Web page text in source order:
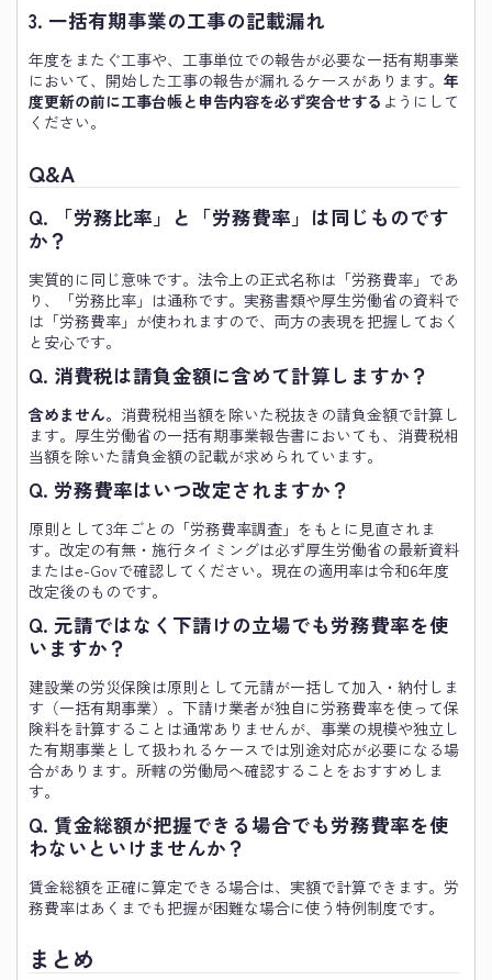
3. 一括有期事業の工事の記載漏れ
年度をまたぐ工事や、工事単位での報告が必要な一括有期事業
において、開始した工事の報告が漏れるケースがあります。 年
度更新の前に工事台帳と申告内容を必ず突合せする ようにして
ください。
Q&A
Q. 「労務比率」と「労務費率」は同じものです
か？
実質的に同じ意味です。法令上の正式名称は「労務費率」であ
り、「労務比率」は通称です。実務書類や厚生労働省の資料で
は「労務費率」が使われますので、両方の表現を把握しておく
と安心です。
Q. 消費税は請負金額に含めて計算しますか？
含めません。 消費税相当額を除いた税抜きの請負金額で計算し
ます。厚生労働省の一括有期事業報告書においても、消費税相
当額を除いた請負金額の記載が求められています。
Q. 労務費率はいつ改定されますか？
原則として3年ごとの「労務費率調査」をもとに見直されま
す。改定の有無・施行タイミングは必ず厚生労働省の最新資料
またはe-Govで確認してください。現在の適用率は令和6年度
改定後のものです。
Q. 元請ではなく下請けの立場でも労務費率を使
いますか？
建設業の労災保険は原則として元請が一括して加入・納付しま
す（一括有期事業）。下請け業者が独自に労務費率を使って保
険料を計算することは通常ありませんが、事業の規模や独立し
た有期事業として扱われるケースでは別途対応が必要になる場
合があります。所轄の労働局へ確認することをおすすめしま
す。
Q. 賃金総額が把握できる場合でも労務費率を使
わないといけませんか？
賃金総額を正確に算定できる場合は、実額で計算できます。労
務費率はあくまでも把握が困難な場合に使う特例制度です。
まとめ